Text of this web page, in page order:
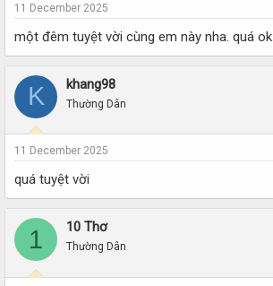
e
11 December 2025
một đêm tuyệt vời cùng em này nha. quá ok
K khang98
Thường Dân
11 December 2025
quá tuyệt vời
1 10 Thơ
Thường Dân